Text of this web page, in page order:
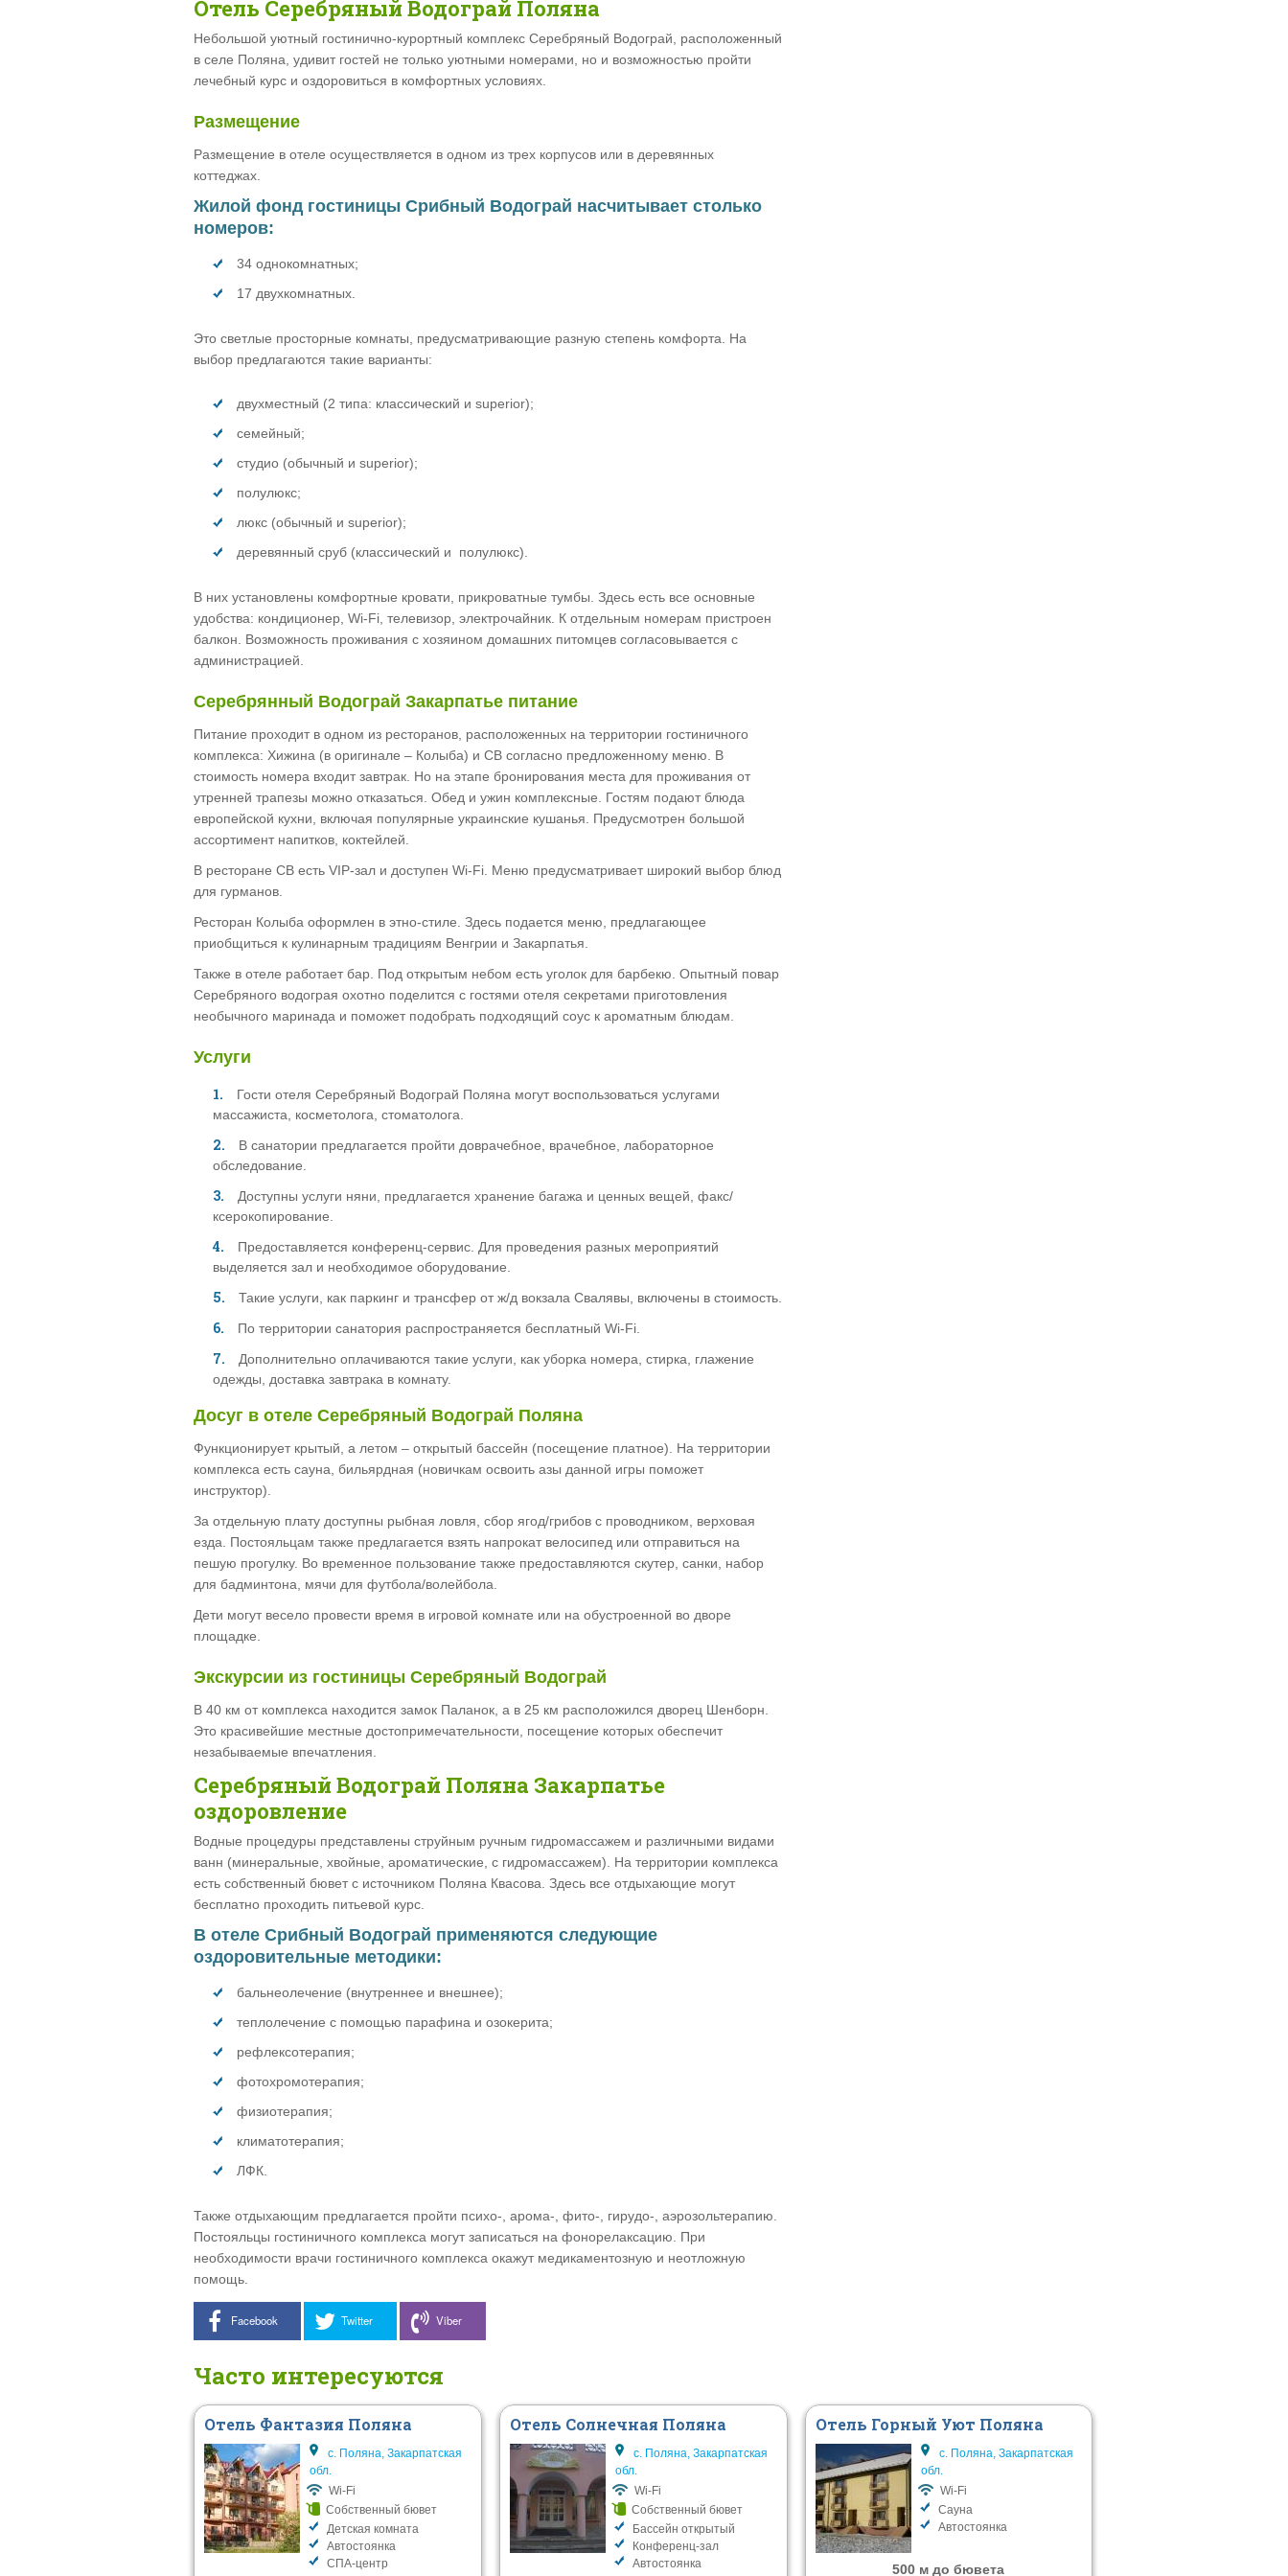
Отель Серебряный Водограй Поляна
Небольшой уютный гостинично-курортный комплекс Серебряный Водограй, расположенный
в селе Поляна, удивит гостей не только уютными номерами, но и возможностью пройти
лечебный курс и оздоровиться в комфортных условиях.
Размещение
Размещение в отеле осуществляется в одном из трех корпусов или в деревянных
коттеджах.
Жилой фонд гостиницы Срибный Водограй насчитывает столько
номеров:
34 однокомнатных;
17 двухкомнатных.
Это светлые просторные комнаты, предусматривающие разную степень комфорта. На
выбор предлагаются такие варианты:
двухместный (2 типа: классический и superior);
семейный;
студио (обычный и superior);
полулюкс;
люкс (обычный и superior);
деревянный сруб (классический и полулюкс).
В них установлены комфортные кровати, прикроватные тумбы. Здесь есть все основные
удобства: кондиционер, Wi-Fi, телевизор, электрочайник. К отдельным номерам пристроен
балкон. Возможность проживания с хозяином домашних питомцев согласовывается с
администрацией.
Серебрянный Водограй Закарпатье питание
Питание проходит в одном из ресторанов, расположенных на территории гостиничного
комплекса: Хижина (в оригинале – Колыба) и СВ согласно предложенному меню. В
стоимость номера входит завтрак. Но на этапе бронирования места для проживания от
утренней трапезы можно отказаться. Обед и ужин комплексные. Гостям подают блюда
европейской кухни, включая популярные украинские кушанья. Предусмотрен большой
ассортимент напитков, коктейлей.
В ресторане СВ есть VIP-зал и доступен Wi-Fi. Меню предусматривает широкий выбор блюд
для гурманов.
Ресторан Колыба оформлен в этно-стиле. Здесь подается меню, предлагающее
приобщиться к кулинарным традициям Венгрии и Закарпатья.
Также в отеле работает бар. Под открытым небом есть уголок для барбекю. Опытный повар
Серебряного водограя охотно поделится с гостями отеля секретами приготовления
необычного маринада и поможет подобрать подходящий соус к ароматным блюдам.
Услуги
Гости отеля Серебряный Водограй Поляна могут воспользоваться услугами
массажиста, косметолога, стоматолога.
В санатории предлагается пройти доврачебное, врачебное, лабораторное
обследование.
Доступны услуги няни, предлагается хранение багажа и ценных вещей, факс/
ксерокопирование.
Предоставляется конференц-сервис. Для проведения разных мероприятий
выделяется зал и необходимое оборудование.
Такие услуги, как паркинг и трансфер от ж/д вокзала Свалявы, включены в стоимость.
По территории санатория распространяется бесплатный Wi-Fi.
Дополнительно оплачиваются такие услуги, как уборка номера, стирка, глажение
одежды, доставка завтрака в комнату.
Досуг в отеле Серебряный Водограй Поляна
Функционирует крытый, а летом – открытый бассейн (посещение платное). На территории
комплекса есть сауна, бильярдная (новичкам освоить азы данной игры поможет
инструктор).
За отдельную плату доступны рыбная ловля, сбор ягод/грибов с проводником, верховая
езда. Постояльцам также предлагается взять напрокат велосипед или отправиться на
пешую прогулку. Во временное пользование также предоставляются скутер, санки, набор
для бадминтона, мячи для футбола/волейбола.
Дети могут весело провести время в игровой комнате или на обустроенной во дворе
площадке.
Экскурсии из гостиницы Серебряный Водограй
В 40 км от комплекса находится замок Паланок, а в 25 км расположился дворец Шенборн.
Это красивейшие местные достопримечательности, посещение которых обеспечит
незабываемые впечатления.
Серебряный Водограй Поляна Закарпатье
оздоровление
Водные процедуры представлены струйным ручным гидромассажем и различными видами
ванн (минеральные, хвойные, ароматические, с гидромассажем). На территории комплекса
есть собственный бювет с источником Поляна Квасова. Здесь все отдыхающие могут
бесплатно проходить питьевой курс.
В отеле Срибный Водограй применяются следующие
оздоровительные методики:
бальнеолечение (внутреннее и внешнее);
теплолечение с помощью парафина и озокерита;
рефлексотерапия;
фотохромотерапия;
физиотерапия;
климатотерапия;
ЛФК.
Также отдыхающим предлагается пройти психо-, арома-, фито-, гирудо-, аэрозольтерапию.
Постояльцы гостиничного комплекса могут записаться на фонорелаксацию. При
необходимости врачи гостиничного комплекса окажут медикаментозную и неотложную
помощь.
Facebook Twitter Viber
Часто интересуются
Отель Фантазия Поляна
с. Поляна, Закарпатская
обл.
Wi-Fi
Собственный бювет
Детская комната
Автостоянка
СПА-центр
Отель Солнечная Поляна
с. Поляна, Закарпатская
обл.
Wi-Fi
Собственный бювет
Бассейн открытый
Конференц-зал
Автостоянка
Отель Горный Уют Поляна
с. Поляна, Закарпатская
обл.
Wi-Fi
Сауна
Автостоянка
500 м до бювета